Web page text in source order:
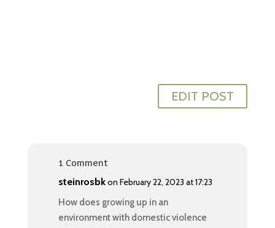
EDIT POST
1 Comment
steinrosbkon February 22, 2023 at 17:23
How does growing up in an
environment with domestic violence